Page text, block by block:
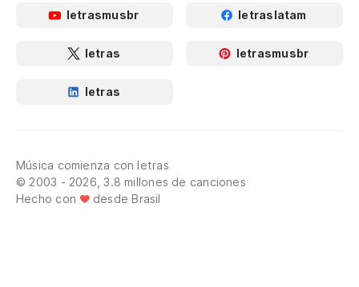
letrasmusbr letraslatam
letras letrasmusbr
letras
Música comienza con letras
© 2003 - 2026, 3.8 millones de canciones
Hecho con
desde Brasil